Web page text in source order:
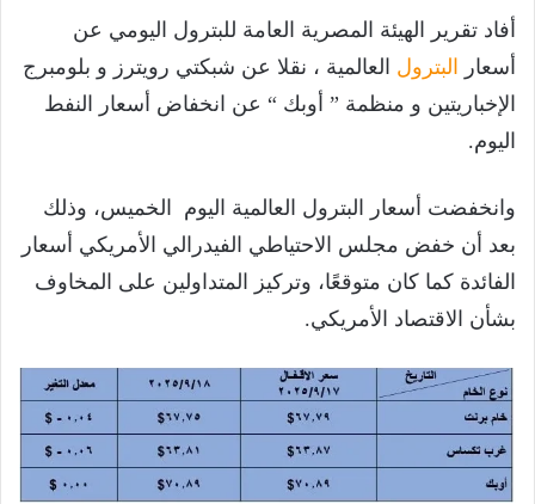
أفاد تقرير الهيئة المصرية العامة للبترول اليومي عن
أسعار
البترول العالمية ، نقلا عن شبكتي رويترز و بلومبرج
الإخباريتين و منظمة ” أوبك “ عن انخفاض أسعار النفط
اليوم.
وانخفضت أسعار البترول العالمية اليوم الخميس، وذلك
بعد أن خفض مجلس الاحتياطي الفيدرالي الأمريكي أسعار
الفائدة كما كان متوقعًا، وتركيز المتداولين على المخاوف
بشأن الاقتصاد الأمريكي.